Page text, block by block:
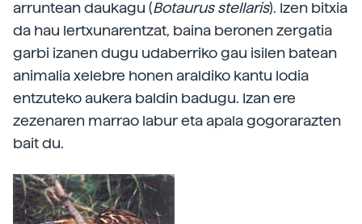
arruntean daukagu (Botaurus stellaris). Izen bitxia
da hau lertxunarentzat, baina beronen zergatia
garbi izanen dugu udaberriko gau isilen batean
animalia xelebre honen araldiko kantu lodia
entzuteko aukera baldin badugu. Izan ere
zezenaren marrao labur eta apala gogorarazten
bait du.